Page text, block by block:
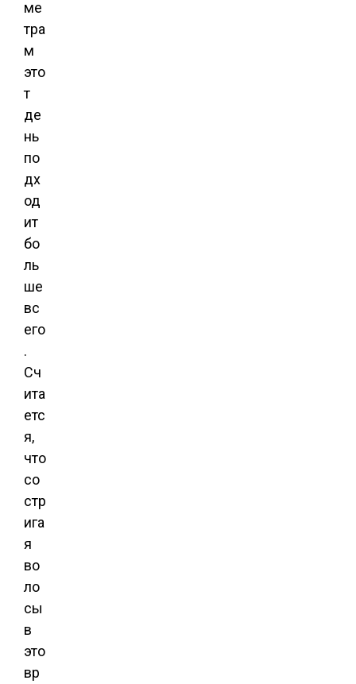
ме
тра
м
это
т
де
нь
по
дх
од
ит
бо
ль
ше
вс
его
.
Сч
ита
етс
я,
что
со
стр
ига
я
во
ло
сы
в
это
вр